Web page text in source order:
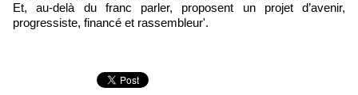
Et, au-delà du franc parler, proposent un projet d’avenir,
progressiste, financé et rassembleur'.